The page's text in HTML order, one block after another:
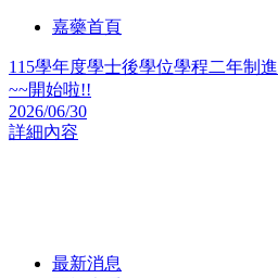
嘉藥首頁
二年制進修部教保員專班單獨招生
最新消息